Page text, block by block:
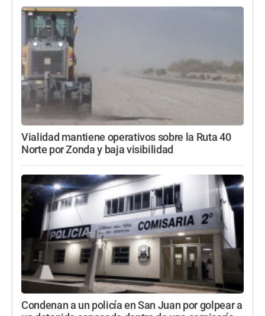
Vialidad mantiene operativos sobre la Ruta 40
Norte por Zonda y baja visibilidad
Condenan a un policía en San Juan por golpear a